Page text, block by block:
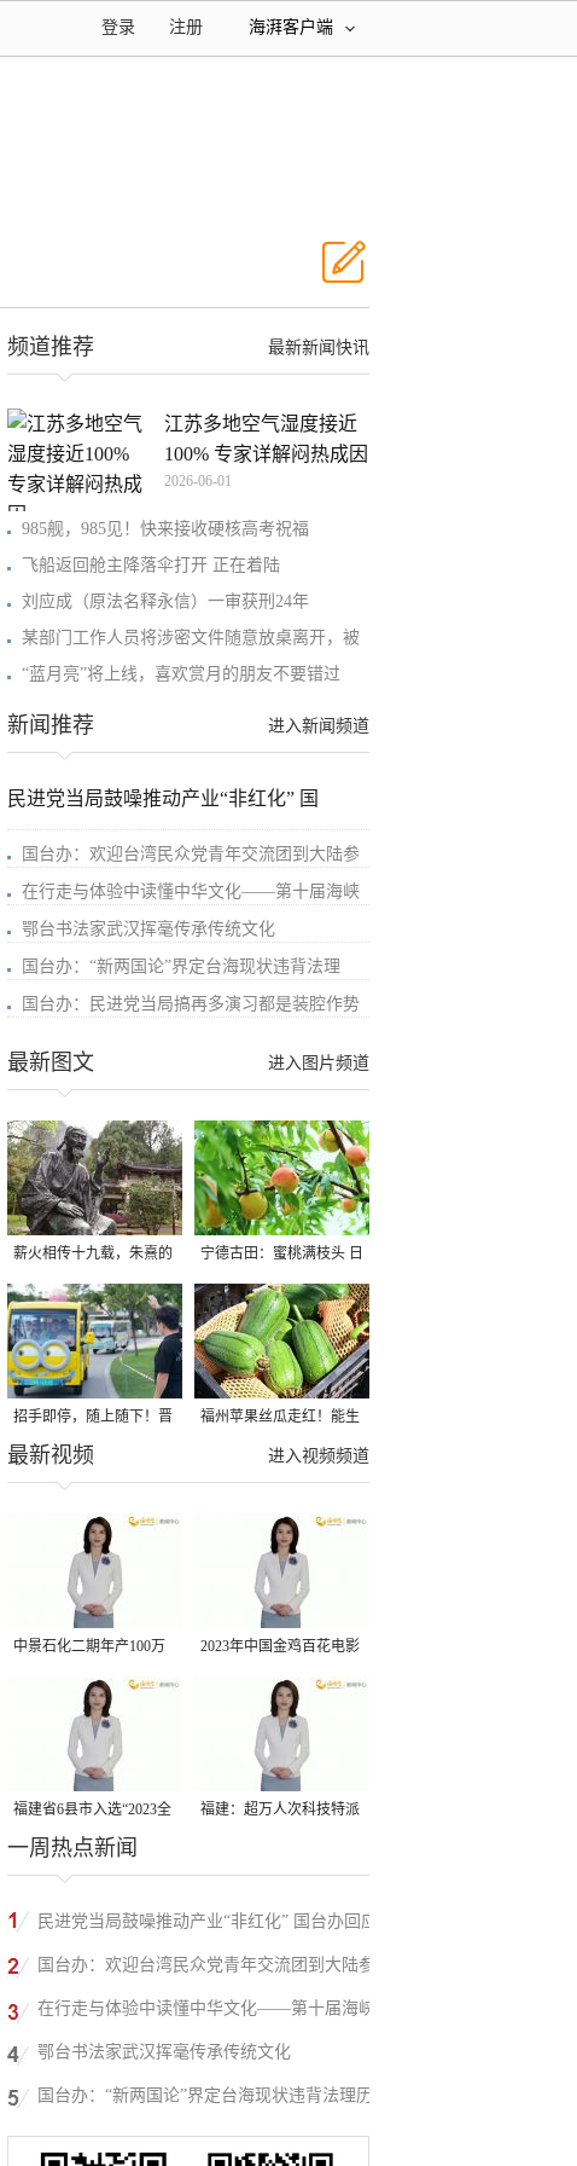
海湃客户端
注册
登录
最新新闻快讯
频道推荐
江苏多地空气湿度接近
100% 专家详解闷热成因
2026-06-01
985舰，985见！快来接收硬核高考祝福
飞船返回舱主降落伞打开 正在着陆
刘应成（原法名释永信）一审获刑24年
某部门工作人员将涉密文件随意放桌离开，被
“蓝月亮”将上线，喜欢赏月的朋友不要错过
进入新闻频道
新闻推荐
民进党当局鼓噪推动产业“非红化” 国
国台办：欢迎台湾民众党青年交流团到大陆参
在行走与体验中读懂中华文化——第十届海峡
鄂台书法家武汉挥毫传承传统文化
国台办：“新两国论”界定台海现状违背法理
国台办：民进党当局搞再多演习都是装腔作势
进入图片频道
最新图文
薪火相传十九载，朱熹的
“朋友圈”里多了全世界
宁德古田：蜜桃满枝头 日
子有奔头
招手即停，随上随下！晋
安湖环湖观光游全新升级
福州苹果丝瓜走红！能生
吃，可煲汤！进入视频频道
最新视频
中景石化二期年产100万
吨丙烷脱氢项目建成中交
2023年中国金鸡百花电影
节有福电影巡展31日启动
福建省6县市入选“2023全
国县域发展潜力百强县”
福建：超万人次科技特派
一周热点新闻
民进党当局鼓噪推动产业“非红化” 国台办回应
国台办：欢迎台湾民众党青年交流团到大陆参
访
在行走与体验中读懂中华文化——第十届海峡
两岸岳飞文化夏令营侧记
鄂台书法家武汉挥毫传承传统文化
国台办：“新两国论”界定台海现状违背法理历
史现实